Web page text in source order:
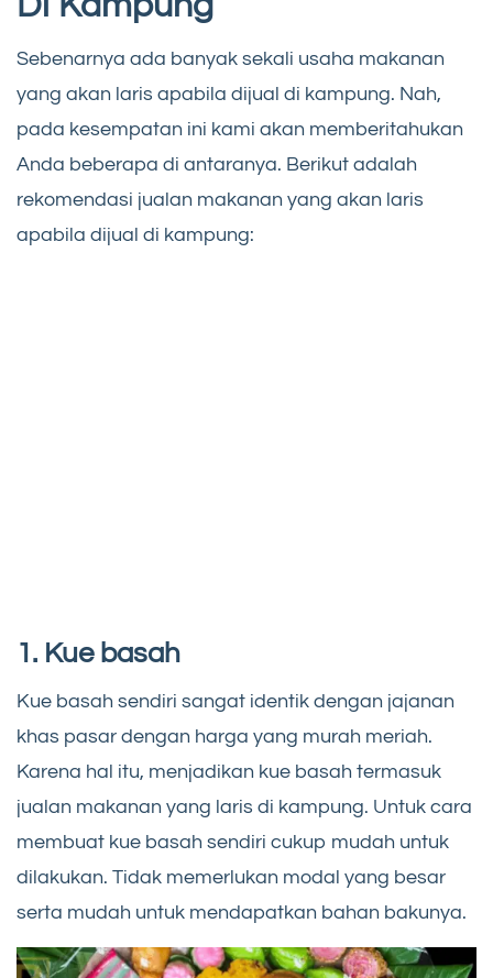
Sebenarnya ada banyak sekali usaha makanan
yang akan laris apabila dijual di kampung. Nah,
pada kesempatan ini kami akan memberitahukan
Anda beberapa di antaranya. Berikut adalah
rekomendasi jualan makanan yang akan laris
apabila dijual di kampung:
1. Kue basah
Kue basah sendiri sangat identik dengan jajanan
khas pasar dengan harga yang murah meriah.
Karena hal itu, menjadikan kue basah termasuk
jualan makanan yang laris di kampung. Untuk cara
membuat kue basah sendiri cukup mudah untuk
dilakukan. Tidak memerlukan modal yang besar
serta mudah untuk mendapatkan bahan bakunya.